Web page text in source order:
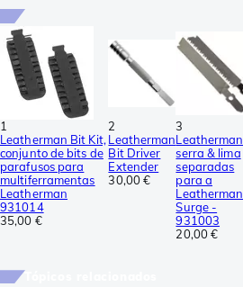
1
Leatherman Bit Kit,
conjunto de bits de
parafusos para
multiferramentas
Leatherman
931014
35,00 €
2
Leatherman
Bit Driver
Extender
30,00 €
3
Leatherman
serra & lima
separadas
para a
Leatherman
Surge -
931003
20,00 €